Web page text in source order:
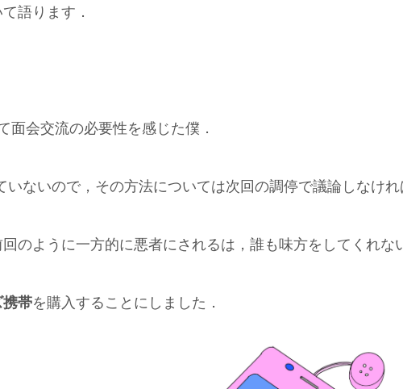
語ります．
面会交流の必要性を感じた僕．
いないので，その方法については次回の調停で議論しなけれ
のように一方的に悪者にされるは，誰も味方をしてくれな
携帯を購入することにしました．